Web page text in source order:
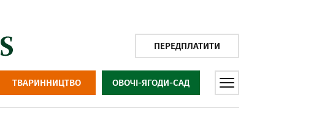
ПЕРЕДПЛАТИТИ
ТВАРИННИЦТВО ОВОЧІ-ЯГОДИ-САД